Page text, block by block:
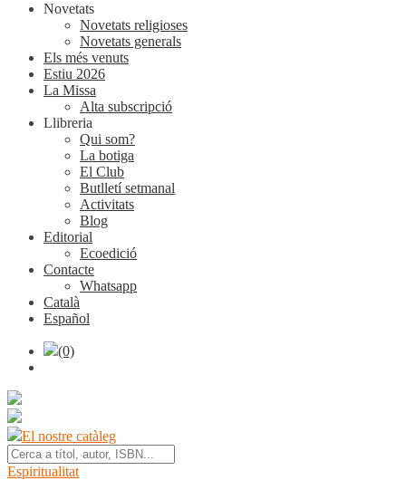
Novetats
Novetats religioses
Novetats generals
Els més venuts
Estiu 2026
La Missa
Alta subscripció
Llibreria
Qui som?
La botiga
El Club
Butlletí setmanal
Activitats
Blog
Editorial
Ecoedició
Contacte
Whatsapp
Català
Español
(0)
El nostre catàleg
Espiritualitat